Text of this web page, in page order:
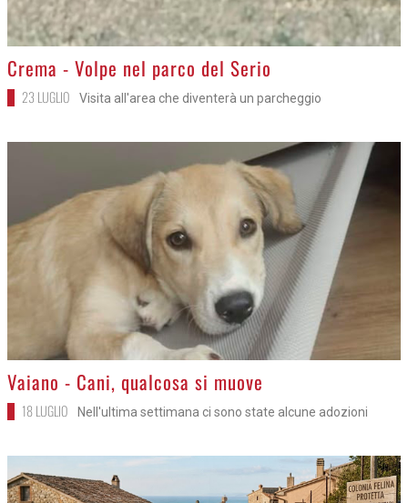
>
Crema - Volpe nel parco del Serio
23 LUGLIO Visita all'area che diventerà un parcheggio
>
Vaiano - Cani, qualcosa si muove
18 LUGLIO Nell'ultima settimana ci sono state alcune adozioni